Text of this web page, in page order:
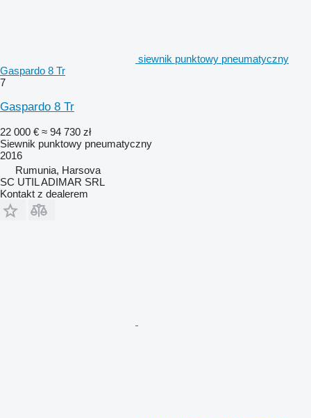
siewnik punktowy pneumatyczny
Gaspardo 8 Tr
7
Gaspardo 8 Tr
22 000 € ≈ 94 730 zł
Siewnik punktowy pneumatyczny
2016
Rumunia, Harsova
SC UTIL ADIMAR SRL
Kontakt z dealerem